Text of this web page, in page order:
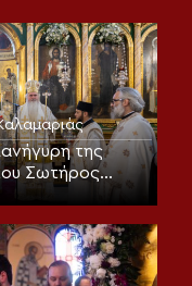
της
Σωτήρος